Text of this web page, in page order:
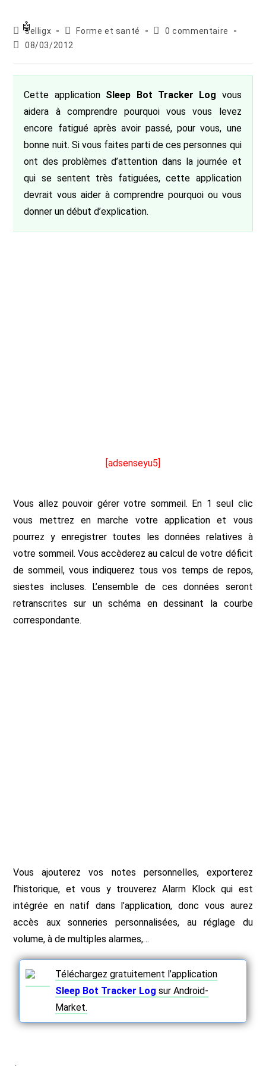
Auteur/autrice
de
selligx
Post
category:
Forme et santé
Commentaires
0 commentaire
Publication
08/03/2012
Cette application Sleep Bot Tracker Log vous
aidera à comprendre pourquoi vous vous levez
encore fatigué après avoir passé, pour vous, une
bonne nuit. Si vous faites parti de ces personnes qui
ont des problèmes d’attention dans la journée et
qui se sentent très fatiguées, cette application
devrait vous aider à comprendre pourquoi ou vous
donner un début d’explication.
[adsenseyu5]
Vous allez pouvoir gérer votre sommeil. En 1 seul clic
vous mettrez en marche votre application et vous
pourrez y enregistrer toutes les données relatives à
votre sommeil. Vous accèderez au calcul de votre déficit
de sommeil, vous indiquerez tous vos temps de repos,
siestes incluses. L’ensemble de ces données seront
retranscrites sur un schéma en dessinant la courbe
correspondante.
Vous ajouterez vos notes personnelles, exporterez
l’historique, et vous y trouverez Alarm Klock qui est
intégrée en natif dans l’application, donc vous aurez
accès aux sonneries personnalisées, au réglage du
volume, à de multiples alarmes,…
Téléchargez gratuitement l’application
Sleep Bot Tracker Log sur Android-
Market.